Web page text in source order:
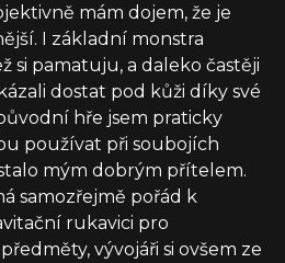
mám dojem, že je
I základní monstra
si pamatuju, a daleko častěji
dostat pod kůži díky své
hře jsem praticky
používat při soubojích
mým dobrým přítelem.
samozřejmě pořád k
rukavici pro
vývojáři si ovšem ze